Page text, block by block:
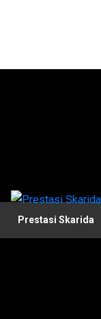
Prestasi Skarida